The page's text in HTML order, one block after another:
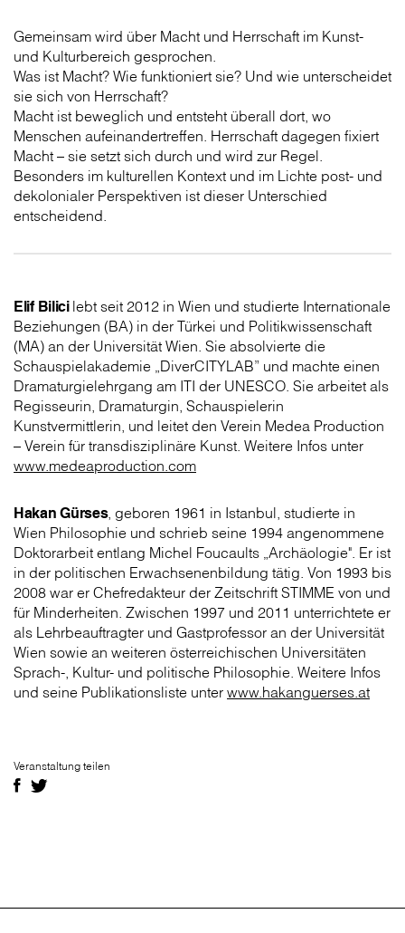
Gemeinsam wird über Macht und Herrschaft im Kunst-
und Kulturbereich gesprochen.
Was ist Macht? Wie funktioniert sie? Und wie unterscheidet
sie sich von Herrschaft?
Macht ist beweglich und entsteht überall dort, wo
Menschen aufeinandertreffen. Herrschaft dagegen fixiert
Macht – sie setzt sich durch und wird zur Regel.
Besonders im kulturellen Kontext und im Lichte post- und
dekolonialer Perspektiven ist dieser Unterschied
entscheidend.
Elif Bilici lebt seit 2012 in Wien und studierte Internationale
Beziehungen (BA) in der Türkei und Politikwissenschaft
(MA) an der Universität Wien. Sie absolvierte die
Schauspielakademie „DiverCITYLAB” und machte einen
Dramaturgielehrgang am ITI der UNESCO. Sie arbeitet als
Regisseurin, Dramaturgin, Schauspielerin
Kunstvermittlerin, und leitet den Verein Medea Production
– Verein für transdisziplinäre Kunst. Weitere Infos unter
www.medeaproduction.com
Hakan Gürses, geboren 1961 in Istanbul, studierte in
Wien Philosophie und schrieb seine 1994 angenommene
Doktorarbeit entlang Michel Foucaults „Archäologie". Er ist
in der politischen Erwachsenenbildung tätig. Von 1993 bis
2008 war er Chefredakteur der Zeitschrift STIMME von und
für Minderheiten. Zwischen 1997 und 2011 unterrichtete er
als Lehrbeauftragter und Gastprofessor an der Universität
Wien sowie an weiteren österreichischen Universitäten
Sprach-, Kultur- und politische Philosophie. Weitere Infos
und seine Publikationsliste unter www.hakanguerses.at
Veranstaltung teilen